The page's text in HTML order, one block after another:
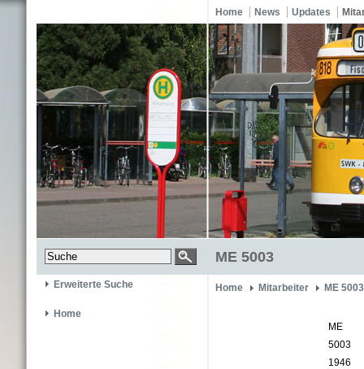
Home News Updates
ME 5003
Erweiterte Suche
Home
Home Mitarbeiter ME 5003
ME
5003
1946